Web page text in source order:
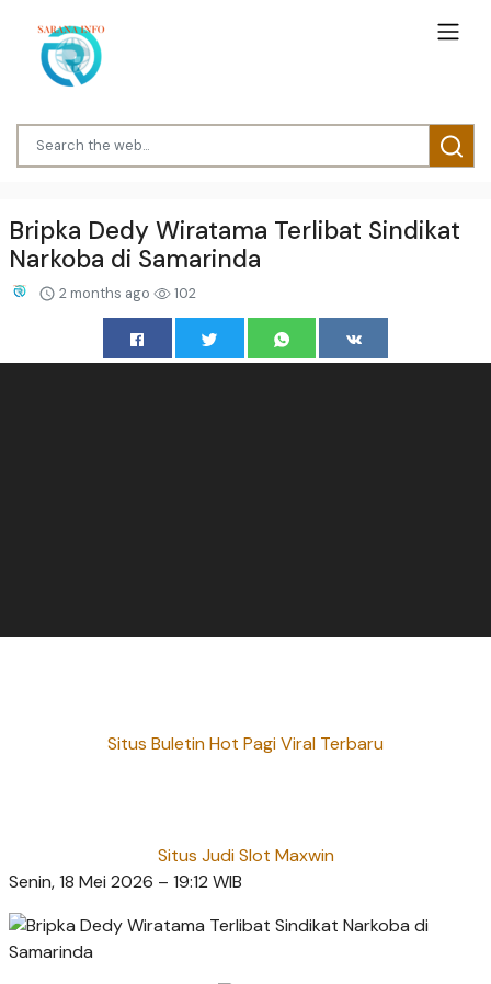
Bripka Dedy Wiratama Terlibat Sindikat
Narkoba di Samarinda
2 months ago 102
Situs Buletin Hot Pagi Viral Terbaru
Situs Judi Slot Maxwin
Senin, 18 Mei 2026 – 19:12 WIB